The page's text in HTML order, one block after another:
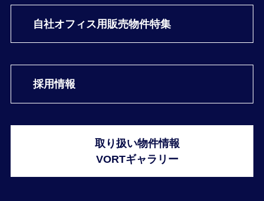
自社オフィス用販売物件特集
採用情報
取り扱い物件情報
VORTギャラリー